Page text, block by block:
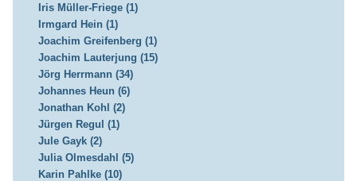
Iris Müller-Friege (1)
Irmgard Hein (1)
Joachim Greifenberg (1)
Joachim Lauterjung (15)
Jörg Herrmann (34)
Johannes Heun (6)
Jonathan Kohl (2)
Jürgen Regul (1)
Jule Gayk (2)
Julia Olmesdahl (5)
Karin Pahlke (10)